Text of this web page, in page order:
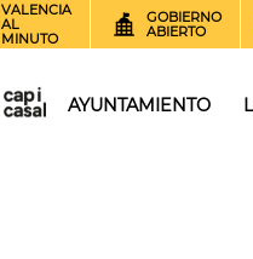
VALENCIA
AL
MINUTO
GOBIERNO
ABIERTO
AYUNTAMIENTO